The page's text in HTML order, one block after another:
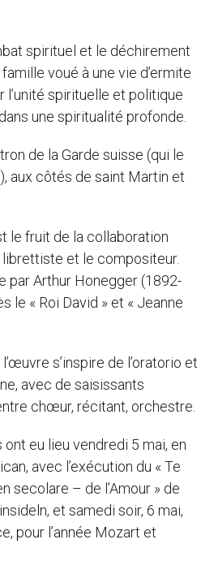
spirituel et le déchirement
voué à une vie d’ermite
l’unité spirituelle et politique
une spiritualité profonde.
de la Garde suisse (qui le
aux côtés de saint Martin et
le fruit de la collaboration
et le compositeur.
par Arthur Honegger (1892-
le « Roi David » et « Jeanne
s’inspire de l’oratorio et
avec de saisissants
chœur, récitant, orchestre.
eu lieu vendredi 5 mai, en
avec l’exécution du « Te
secolare – de l’Amour » de
et samedi soir, 6 mai,
pour l’année Mozart et